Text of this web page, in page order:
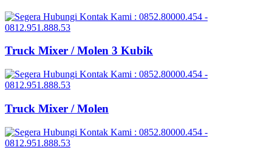
Truck Mixer / Molen 3 Kubik
Truck Mixer / Molen